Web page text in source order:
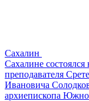
Сахалин
Сахалине
преподавателя
Ивановича
архиепископа